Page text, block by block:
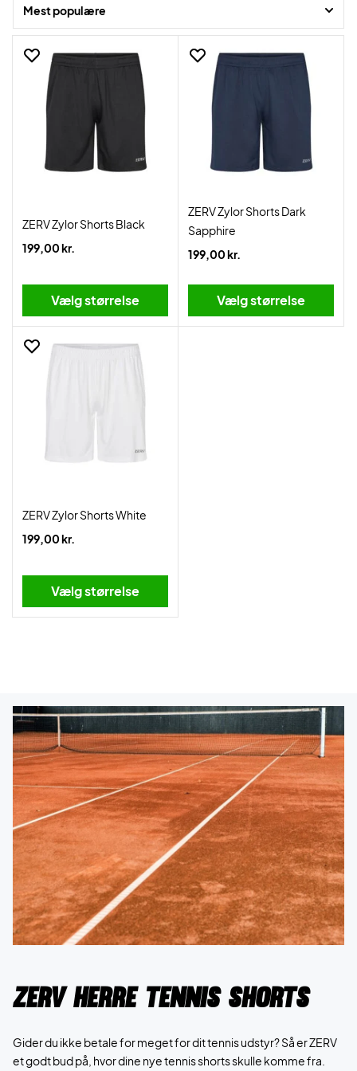
Mest populære
ZERV Zylor Shorts Black
199,00 kr.
Vælg størrelse
ZERV Zylor Shorts Dark
Sapphire
199,00 kr.
Vælg størrelse
ZERV Zylor Shorts White
199,00 kr.
Vælg størrelse
ZERV Herre Tennis Shorts
Gider du ikke betale for meget for dit tennis udstyr? Så er ZERV
et godt bud på, hvor dine nye tennis shorts skulle komme fra.